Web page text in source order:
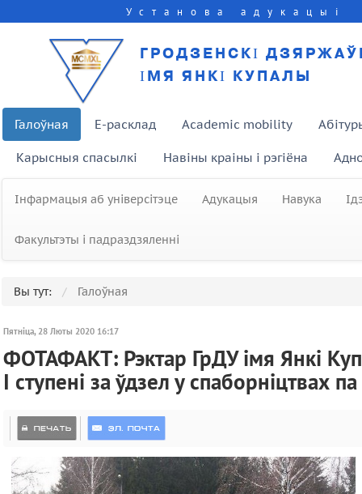
Установа адукацыі
ГРОДЗЕНСКІ
ІМЯ ЯНКІ КУПАЛЫ
Галоўная E-расклад Academic mobility
Карысныя спасылкі Навіны краіны і рэгіёна
Інфармацыя аб універсітэце Адукацыя Навука
Факультэты і падраздзяленні
Вы тут: Галоўная
Пятніца, 28 Люты 2020 16:17
ФОТАФАКТ: Рэктар ГрДУ імя Янкі
I ступені за ўдзел у спаборніцтвах